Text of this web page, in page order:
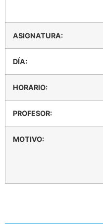
ASIGNATURA:
DÍA:
HORARIO:
PROFESOR:
MOTIVO: